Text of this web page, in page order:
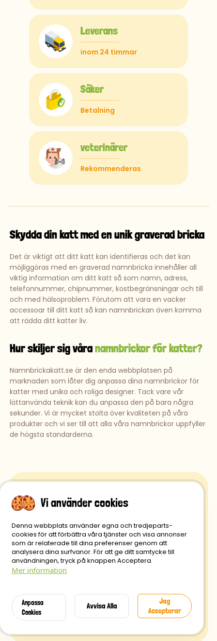
Leverans
inom 24 timmar
Säker
Betalning
veterinärer
Rekommenderas
Skydda din katt med en unik graverad bricka
Det är viktigt att ditt katt kan identifieras och det kan
möjliggöras med en graverad namnbricka innehåller all
viktig information om ditt katt så som namn, adress,
telefonnummer, chipnummer, kostbegränsningar och till
och med hälsoproblem. Förutom att vara en vacker
accessoar till ditt katt så kan namnbrickan även komma
att rädda ditt katter liv.
Hur skiljer sig våranamnbrickor för katter?
Namnbrickakatt.se är den enda webbplatsen på
marknaden som låter dig anpassa dina namnbrickor för
katter med unika och roliga designer. Tack vare vår
lättanvända teknik kan du anpassa den på bara några
sekunder. Vi är mycket stolta över kvaliteten på våra
produkter och vi ser till att alla våra namnbrickor uppfyller
de högsta standarderna.
Integritetspolicy
Leverans
Kontakt
Vi använder cookies
Denna webbplats använder egna och tredjeparts-
cookies för att förbättra våra tjänster och visa annonser
som är relaterade till dina preferenser genom att
analysera dina surfvanor. För att ge ditt samtycke till
användningen, tryck på knappen Acceptera.
Mer information
Anpassa
Cookies
Avvisa Alla
Jag
Accepterar